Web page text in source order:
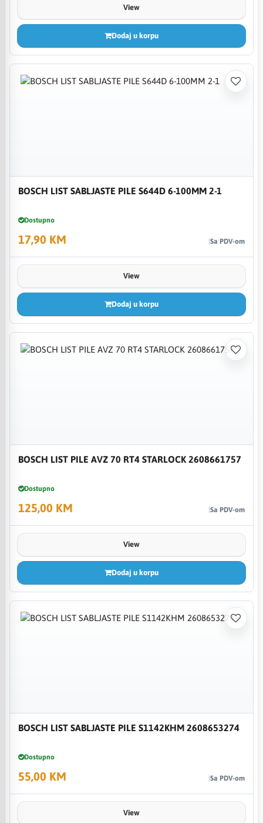
View
Dodaj u korpu
BOSCH LIST SABLJASTE PILE S644D 6-100MM 2-1
Dostupno
17,90 KM Sa PDV-om
View
Dodaj u korpu
BOSCH LIST PILE AVZ 70 RT4 STARLOCK 2608661757
Dostupno
125,00 KM Sa PDV-om
View
Dodaj u korpu
BOSCH LIST SABLJASTE PILE S1142KHM 2608653274
Dostupno
55,00 KM Sa PDV-om
View